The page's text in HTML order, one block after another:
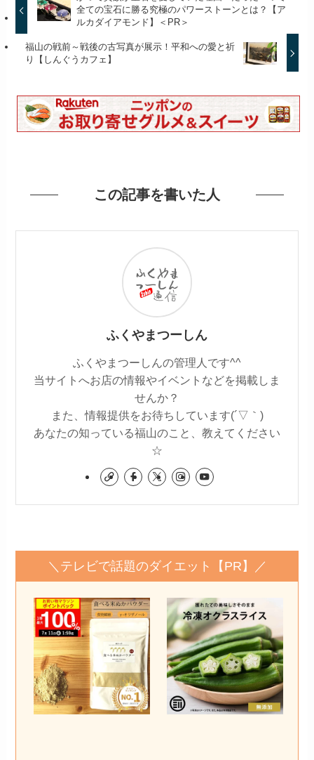
全ての宝石に勝る究極のパワーストーンとは？【ア
ルカダイアモンド】＜PR＞
福山の戦前～戦後の古写真が展示！平和への愛と祈
り【しんぐうカフェ】
この記事を書いた人
ふくやまつーしん
ふくやまつーしんの管理人です^^
当サイトへお店の情報やイベントなどを掲載しま
せんか？
また、情報提供をお待ちしています(´▽｀)
あなたの知っている福山のこと、教えてください
☆
＼テレビで話題のダイエット【PR】／